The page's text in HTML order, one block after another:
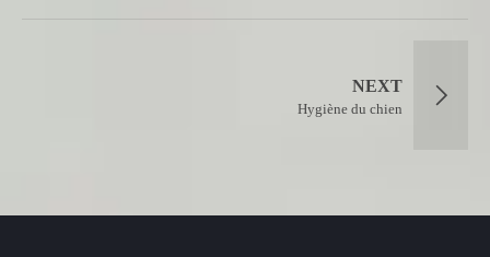
NEXT
Hygiène du chien